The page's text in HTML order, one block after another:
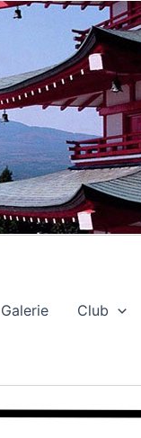
Galerie Club